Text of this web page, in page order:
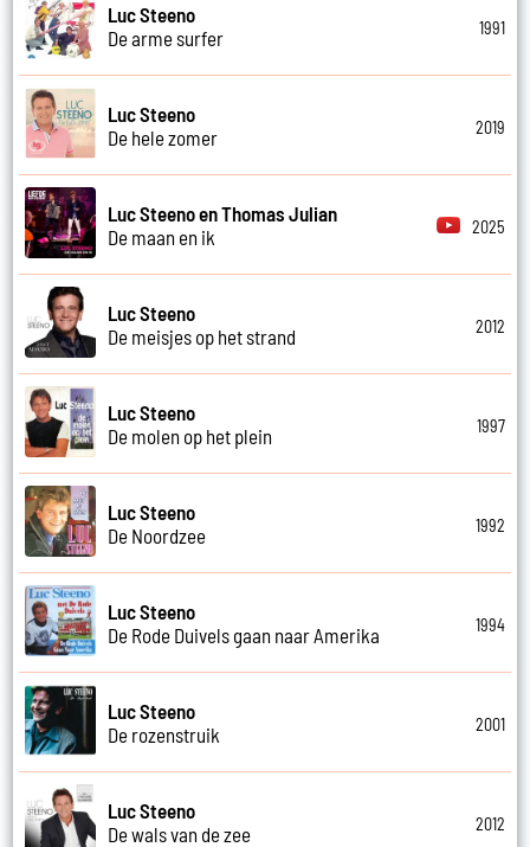
Luc Steeno
De arme surfer
1991
Luc Steeno
De hele zomer
2019
Luc Steeno en Thomas Julian
De maan en ik
2025
Luc Steeno
De meisjes op het strand
2012
Luc Steeno
De molen op het plein
1997
Luc Steeno
De Noordzee
1992
Luc Steeno
De Rode Duivels gaan naar Amerika
1994
Luc Steeno
De rozenstruik
2001
Luc Steeno
De wals van de zee
2012